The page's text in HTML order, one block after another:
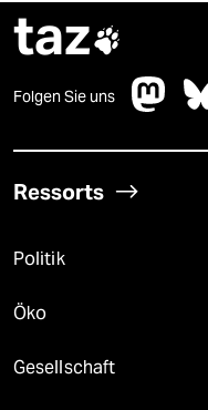
taz
Folgen Sie uns
Ressorts
Politik
Öko
Gesellschaft